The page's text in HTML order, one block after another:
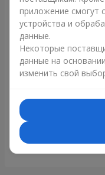
приложение смогут
устройства и
данные.
Некоторые
данные на
изменить свой